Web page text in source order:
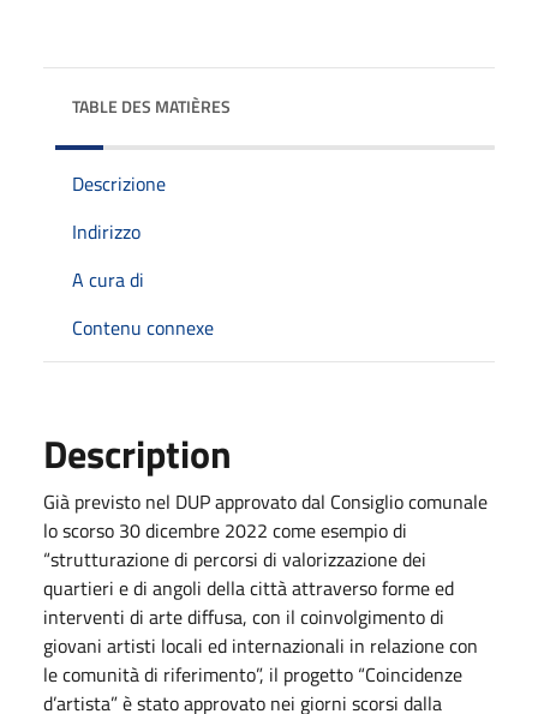
TABLE DES MATIÈRES
Descrizione
Indirizzo
A cura di
Contenu connexe
Description
Già previsto nel DUP approvato dal Consiglio comunale
lo scorso 30 dicembre 2022 come esempio di
“strutturazione di percorsi di valorizzazione dei
quartieri e di angoli della città attraverso forme ed
interventi di arte diffusa, con il coinvolgimento di
giovani artisti locali ed internazionali in relazione con
le comunità di riferimento”, il progetto “Coincidenze
d’artista” è stato approvato nei giorni scorsi dalla